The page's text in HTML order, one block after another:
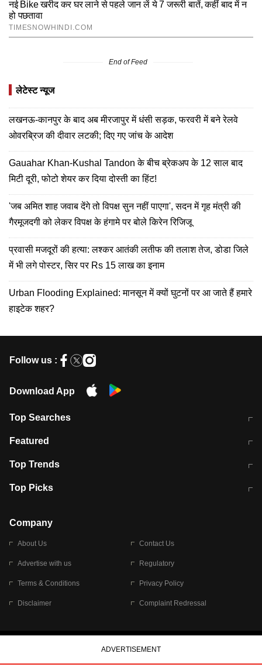
End of Feed
लेटेस्ट न्यूज
लखनऊ-कानपुर के बाद अब मीरजापुर में धंसी सड़क, फरवरी में बने रेलवे
ओवरब्रिज की दीवार लटकी; दिए गए जांच के आदेश
Gauahar Khan-Kushal Tandon के बीच ब्रेकअप के 12 साल बाद
मिटी दूरी, फोटो शेयर कर दिया दोस्ती का हिंट!
'जब अमित शाह जवाब देंगे तो विपक्ष सुन नहीं पाएगा', सदन में गृह मंत्री की
गैरमूजदगी को लेकर विपक्ष के हंगामे पर बोले किरेन रिजिजू
प्रवासी मजदूरों की हत्या: लश्कर आतंकी लतीफ की तलाश तेज, डोडा जिले
में भी लगे पोस्टर, सिर पर Rs 15 लाख का इनाम
Urban Flooding Explained: मानसून में क्यों घुटनों पर आ जाते हैं हमारे
हाइटेक शहर?
Follow us :
Download App
Top Searches
मुंबई में लगे 'जेन जी' के पोस्टर, लिखा- 'मैं
Featured
10 अगस्त को विधानसभा का घेराव करेंगे
Top Trends
RBI का नया नियम: अब बैंकों को अपनी सभी
Top Picks
बारिश की चेतावनी
Company
About Us Contact Us
Advertise with us Regulatory
Terms & Conditions Privacy Policy
Disclaimer Complaint Redressal